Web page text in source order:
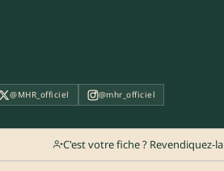
@MHR_officiel @mhr_officiel
C'est votre fiche ? Revendiquez-la